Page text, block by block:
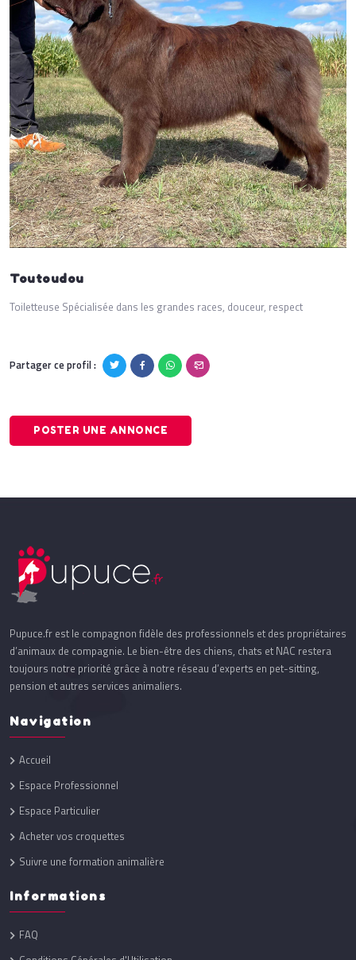
Toutoudou
Toiletteuse Spécialisée dans les grandes races, douceur, respect
Partager ce profil :
POSTER UNE ANNONCE
Pupuce.fr est le compagnon fidèle des professionnels et des propriétaires
d’animaux de compagnie. Le bien-être des chiens, chats et NAC restera
toujours notre priorité grâce à notre réseau d’experts en pet-sitting,
pension et autres services animaliers.
Navigation
Accueil
Espace Professionnel
Espace Particulier
Acheter vos croquettes
Suivre une formation animalière
Informations
FAQ